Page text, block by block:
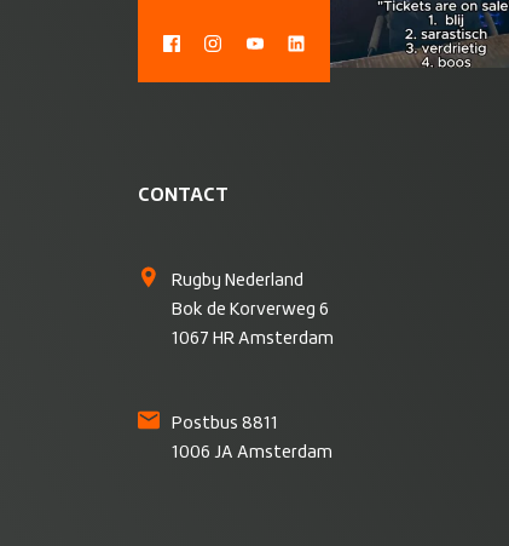
CONTACT
Rugby Nederland
Bok de Korverweg 6
1067 HR Amsterdam
Postbus 8811
1006 JA Amsterdam